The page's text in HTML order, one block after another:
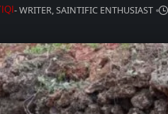
- WRITER, SAINTIFIC ENTHUSIAST